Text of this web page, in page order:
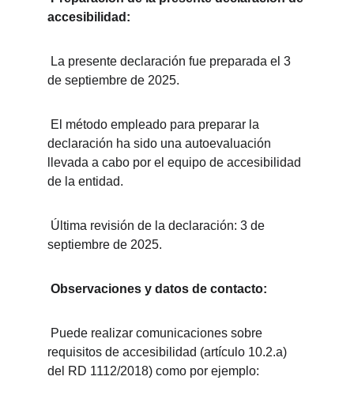
accesibilidad:
de septiembre de 2025.
declaración ha sido una autoevaluación
llevada a cabo por el equipo de accesibilidad
de la entidad.
septiembre de 2025.
Observaciones y datos de contacto:
requisitos de accesibilidad (artículo 10.2.a)
del RD 1112/2018) como por ejemplo: